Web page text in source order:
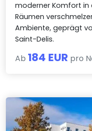
moderner Komfort in
Räumen
Ambiente, geprägt
Saint-Delis.
Ab 184 EUR pro